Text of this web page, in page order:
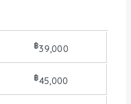
฿39,000
฿45,000